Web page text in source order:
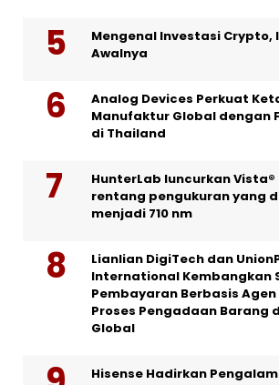
Mengenal Investasi Crypto,
Awalnya
Analog Devices Perkuat
Manufaktur Global dengan
di Thailand
HunterLab luncurkan Vista®
rentang pengukuran yang
menjadi 710 nm
Lianlian DigiTech dan
International Kembangkan
Pembayaran Berbasis Agen
Proses Pengadaan Barang
Global
Hisense Hadirkan